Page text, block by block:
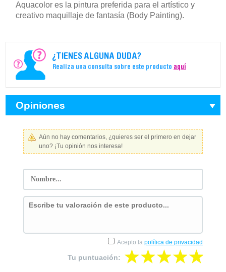
Aquacolor es la pintura preferida para el artístico y
creativo maquillaje de fantasía (Body Painting).
¿TIENES ALGUNA DUDA?
Realiza una consulta sobre este producto aquí
Opiniones
Aún no hay comentarios, ¿quieres ser el primero en dejar
uno? ¡Tu opinión nos interesa!
Tu puntuación:
Acepto la política de privacidad